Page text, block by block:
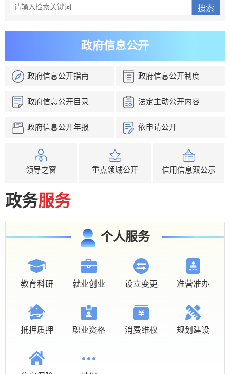
政府信息公开
政府信息公开指南 政府信息公开制度
政府信息公开目录 法定主动公开内容
政府信息公开年报 依申请公开
领导之窗 重点领域公开 信用信息双公示
政务服务
个人服务
教育科研 就业创业 设立变更 准营准办
抵押质押 职业资格 消费维权 规划建设